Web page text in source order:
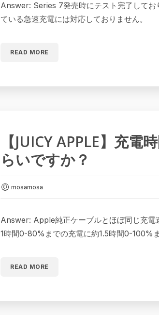
Answer: Series 7発売時にテスト完了して
ている急速充電には対応しておりません。
READ MORE
【JUICY APPLE】充電
らいですか？
mosamosa
Answer: Apple純正ケーブルとほぼ同じ充
1時間0-80%までの充電に約1.5時間0-100%
READ MORE